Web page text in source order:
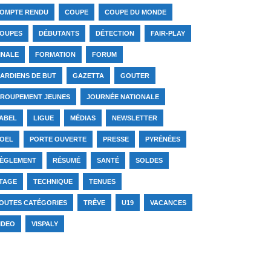
RENDU COUPE COUPE DU MONDE
DÉBUTANTS DÉTECTION FAIR-PLAY
FORMATION FORUM
DE BUT GAZETTA GOUTER
JEUNES JOURNÉE NATIONALE
LIGUE MÉDIAS NEWSLETTER
PORTE OUVERTE PRESSE PYRÉNÉES
RÉSUMÉ SANTÉ SOLDES
TECHNIQUE TENUES
CATÉGORIES TRÊVE U19 VACANCES
VISPALY